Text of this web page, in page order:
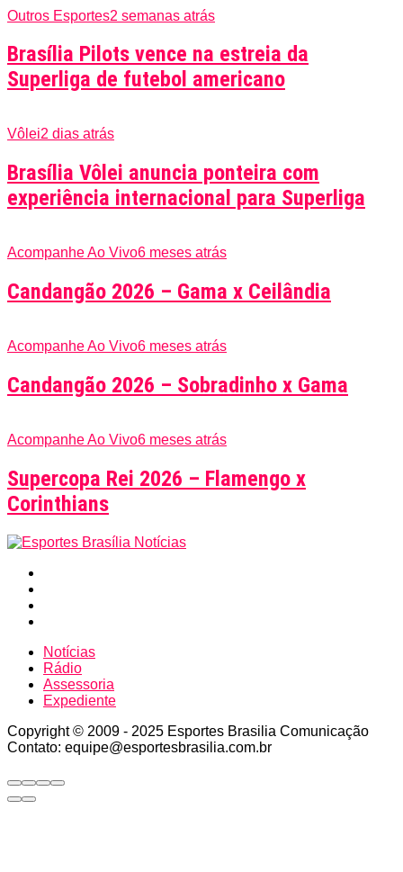
Outros Esportes2 semanas atrás
Brasília Pilots vence na estreia da
Superliga de futebol americano
Vôlei2 dias atrás
Brasília Vôlei anuncia ponteira com
experiência internacional para Superliga
Acompanhe Ao Vivo6 meses atrás
Candangão 2026 – Gama x Ceilândia
Acompanhe Ao Vivo6 meses atrás
Candangão 2026 – Sobradinho x Gama
Acompanhe Ao Vivo6 meses atrás
Supercopa Rei 2026 – Flamengo x
Corinthians
Notícias
Rádio
Assessoria
Expediente
Copyright © 2009 - 2025 Esportes Brasilia Comunicação
Contato: equipe@esportesbrasilia.com.br